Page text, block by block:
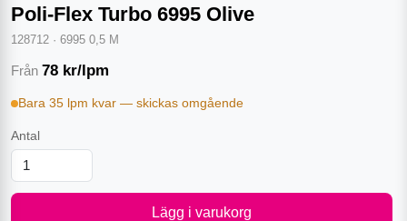
Poli-Flex Turbo 6995 Olive
128712 · 6995 0,5 M
Från 78 kr/lpm
Bara 35 lpm kvar — skickas omgående
Antal
Lägg i varukorg